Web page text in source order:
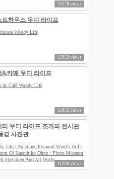
19278 views
트하우스 우디 라이프
Woody Life
12932 views
&카페 우디 라이프
& Café Woody Life
12935 views
리 우디 라이프 조개의 전시관
경 사진관
Life / Art Stage Pyramid Wind's Hill /
Of Katsuhiko Ohno / Photo Museum
Specimen And Art Works
11296 views